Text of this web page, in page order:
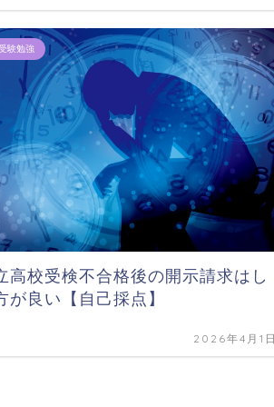
験勉強
高校受検不合格後の開示請求はし
が良い【自己採点】
2026年4月1